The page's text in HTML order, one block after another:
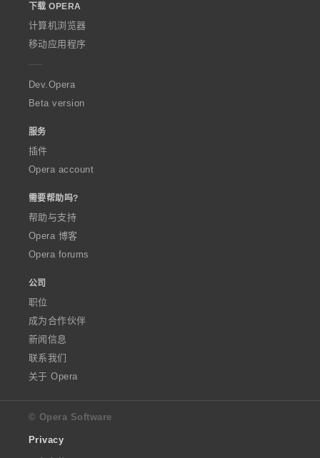
w
O
p
e
a
下载 OPERA
计算机浏览器
移动应用程序
Dev.Opera
Beta version
服务
插件
Opera account
需要帮助吗?
帮助与支持
Opera 博客
Opera forums
公司
职位
成为合作伙伴
新闻信息
联系我们
关于 Opera
© Opera Software
Privacy